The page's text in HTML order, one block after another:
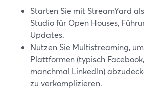
Starten Sie mit StreamYard
Studio für Open Houses,
Updates.
Nutzen Sie Multistreaming,
Plattformen (typisch
manchmal LinkedIn)
zu verkomplizieren.